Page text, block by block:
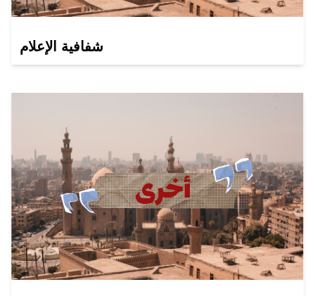
شفافية الإعلام